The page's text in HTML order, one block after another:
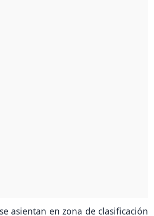
asientan en zona de clasificación